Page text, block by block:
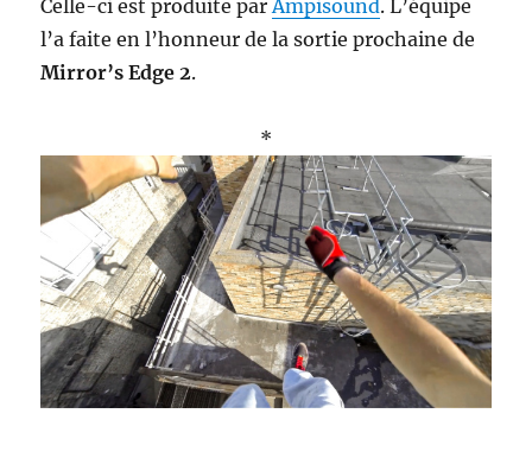
Celle-ci est produite par Ampisound. L’équipe
l’a faite en l’honneur de la sortie prochaine de
Mirror’s Edge 2.
*